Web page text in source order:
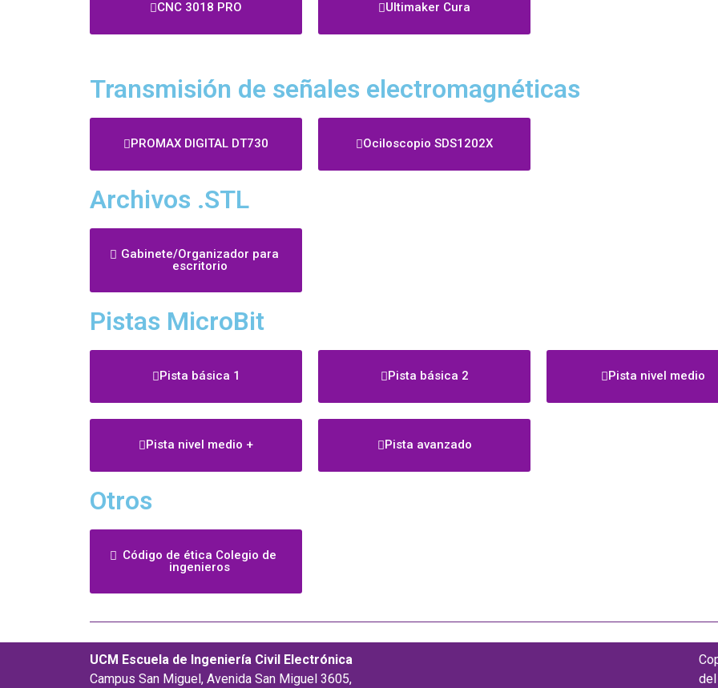
CNC 3018 PRO Ultimaker Cura
Transmisión de señales electromagnéticas
PROMAX DIGITAL DT730 Ociloscopio SDS1202X
Archivos .STL
Gabinete/Organizador para
escritorio
Pistas MicroBit
Pista básica 1
Pista nivel medio +
Pista básica 2
Pista avanzado
Pista nivel medio
Otros
Código de ética Colegio de
ingenieros
UCM Escuela de Ingeniería Civil Electrónica
Campus San Miguel, Avenida San Miguel 3605,